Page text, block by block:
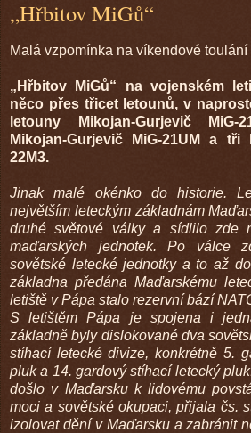
„Hřbitov MiGů“
Malá vzpomínka na víkendové
„Hřbitov MiGů“ na vojenském
něco přes třicet letounů, v
letouny Mikojan-Gurjevič
Mikojan-Gurjevič MiG-21UM a
22M3.
Jinak malé okénko do historie.
největším leteckým základnám
druhé světové války a sídlilo zde
maďarských jednotek. Po válce
sovětské letecké jednotky a to až
základna předána Maďarskému
letiště v Pápa stalo rezervní bází
S letištěm Pápa je spojena i
základně byly dislokované dva
stíhací letecké divize, konkrétně 5.
pluk a 14. gardový stíhací letecký
došlo v Maďarsku k lidovému
moci a sovětské okupaci, přijala čs.
izolovat dění v Maďarsku a zabránit